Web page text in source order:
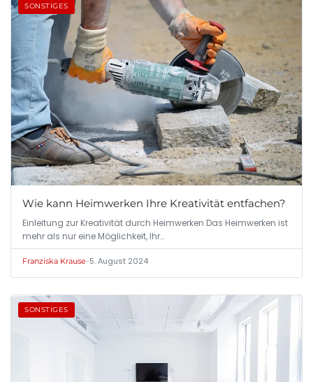
SONSTIGES
Wie kann Heimwerken Ihre Kreativität entfachen?
Einleitung zur Kreativität durch Heimwerken Das Heimwerken ist
mehr als nur eine Möglichkeit, Ihr…
Franziska Krause•5. August 2024
SONSTIGES